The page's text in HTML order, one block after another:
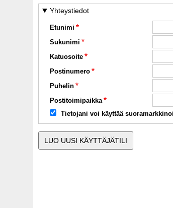
Yhteystiedot
Etunimi
Sukunimi
Katuosoite
Postinumero
Puhelin
Postitoimipaikka
Tietojani voi käyttää